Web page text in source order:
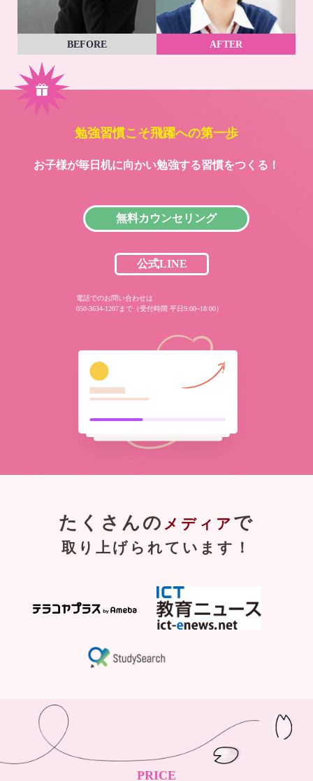
BEFORE AFTER
勉強習慣こそ飛躍への第一歩
お子様が毎日机に向かい勉強する習慣をつくる！
無料カウンセリング
公式LINE
電話でのお問い合わせは
050-3634-1207まで（受付時間 平日9:00~18:00）
たくさんの メディア で
取り上げられています！
PRICE